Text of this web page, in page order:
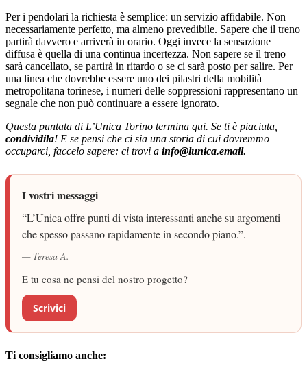
Per i pendolari la richiesta è semplice: un servizio affidabile. Non
necessariamente perfetto, ma almeno prevedibile. Sapere che il treno
partirà davvero e arriverà in orario. Oggi invece la sensazione
diffusa è quella di una continua incertezza. Non sapere se il treno
sarà cancellato, se partirà in ritardo o se ci sarà posto per salire. Per
una linea che dovrebbe essere uno dei pilastri della mobilità
metropolitana torinese, i numeri delle soppressioni rappresentano un
segnale che non può continuare a essere ignorato.
Questa puntata di L’Unica Torino termina qui. Se ti è piaciuta,
condividila! E se pensi che ci sia una storia di cui dovremmo
occuparci, faccelo sapere: ci trovi a info@lunica.email.
I vostri messaggi
“L’Unica offre punti di vista interessanti anche su argomenti
che spesso passano rapidamente in secondo piano.”.
— Teresa A.
E tu cosa ne pensi del nostro progetto?
Scrivici
Ti consigliamo anche: